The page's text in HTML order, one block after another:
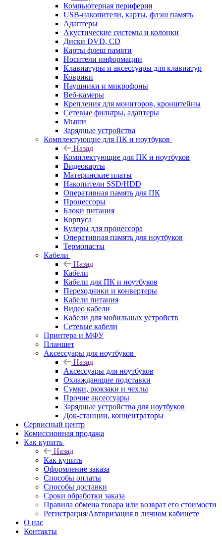
Компьютерная периферия
USB-накопители, карты, флэш память
Адаптеры
Акустические системы и колонки
Диски DVD, CD
Карты флеш памяти
Носители информации
Клавиатуры и аксессуары для клавиатур
Коврики
Наушники и микрофоны
Веб-камеры
Крепления для мониторов, кронштейны
Сетевые фильтры, адаптеры
Мыши
Зарядные устройства
Комплектующие для ПК и ноутбуков
Назад
Комплектующие для ПК и ноутбуков
Видеокарты
Материнские платы
Накопители SSD/HDD
Оперативная память для ПК
Процессоры
Блоки питания
Корпуса
Кулеры для процессора
Оперативная память для ноутбуков
Термопасты
Кабели
Назад
Кабели
Кабели для ПК и ноутбуков
Переходники и конвертеры
Кабели питания
Видео кабели
Кабели для мобильных устройств
Сетевые кабели
Принтера и МФУ
Планшет
Аксессуары для ноутбуков
Назад
Аксессуары для ноутбуков
Охлаждающие подставки
Сумки, рюкзаки и чехлы
Прочие аксессуары
Зарядные устройства для ноутбуков
Док-станции, концентраторы
Сервисный центр
Комиссионная продажа
Как купить
Назад
Как купить
Оформление заказа
Способы оплаты
Способы доставки
Сроки обработки заказа
Правила обмена товара или возврат его стоимости
Регистрация/Авторизация в личном кабинете
О нас
Контакты